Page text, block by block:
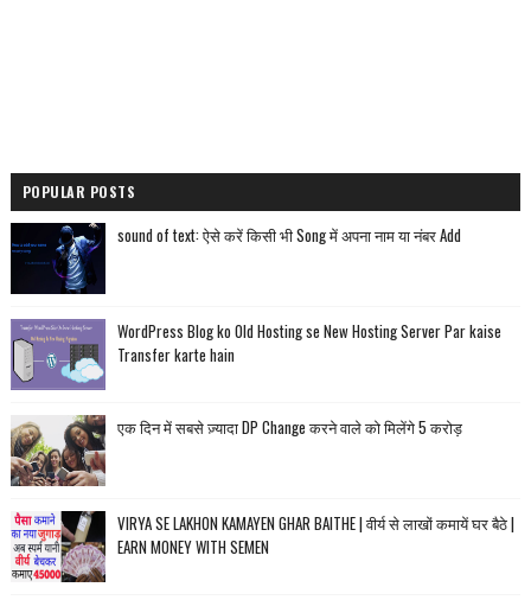
POPULAR POSTS
sound of text: ऐसे करें किसी भी Song में अपना नाम या नंबर Add
WordPress Blog ko Old Hosting se New Hosting Server Par kaise
Transfer karte hain
एक दिन में सबसे ज़्यादा DP Change करने वाले को मिलेंगे 5 करोड़
VIRYA SE LAKHON KAMAYEN GHAR BAITHE | वीर्य से लाखों कमायें घर बैठे |
EARN MONEY WITH SEMEN